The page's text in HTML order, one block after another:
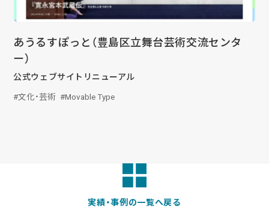
あうるすぽっと（豊島区立舞台芸術交流センタ
ー）
公式ウェブサイトリニューアル
文化・芸術 Movable Type
実績・事例の一覧へ戻る